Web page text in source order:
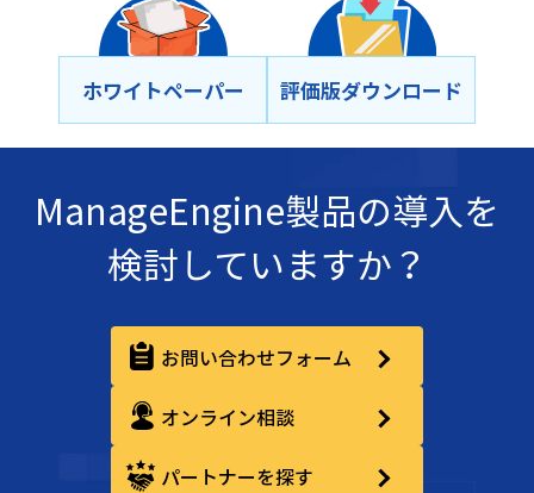
ホワイトペーパー 評価版ダウンロード
ManageEngine製品の導入を
検討していますか？
お問い合わせフォーム
オンライン相談
パートナーを探す